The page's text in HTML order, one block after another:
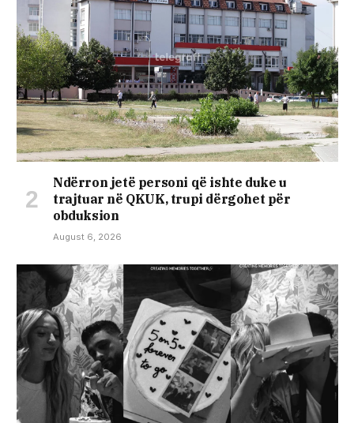
Ndërron jetë personi që ishte duke u
trajtuar në QKUK, trupi dërgohet për
obduksion
August 6, 2026